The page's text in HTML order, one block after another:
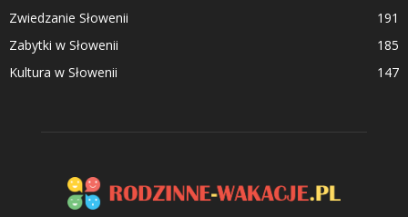
Zwiedzanie Słowenii
191
Zabytki w Słowenii
185
Kultura w Słowenii
147